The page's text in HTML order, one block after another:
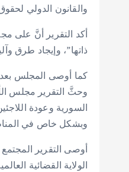
والقانون الدولي
ذاتها”، وإيجاد طرق وآليات لتطبيق قرارات مجلس الأمن
كما أوصى المجلس
السورية وعودة
وبشكل خاص في
أوصى التقرير
الولاية القضائية